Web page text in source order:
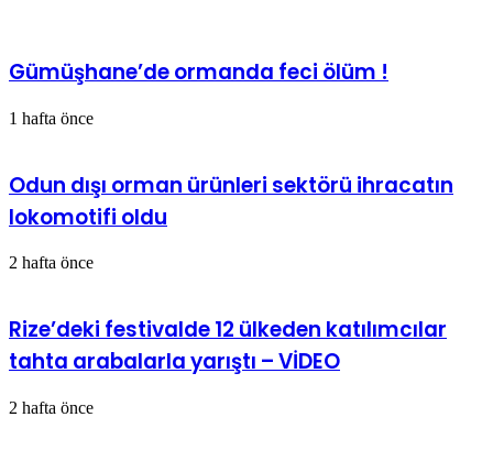
Gümüşhane’de ormanda feci ölüm !
1 hafta önce
Odun dışı orman ürünleri sektörü ihracatın
lokomotifi oldu
2 hafta önce
Rize’deki festivalde 12 ülkeden katılımcılar
tahta arabalarla yarıştı – VİDEO
2 hafta önce